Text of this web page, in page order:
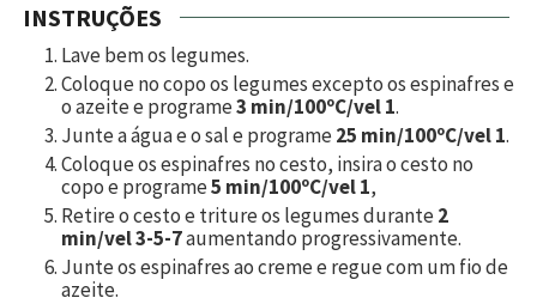
INSTRUÇÕES
Lave bem os legumes.
Coloque no copo os legumes excepto os espinafres e
o azeite e programe3 min/100ºC/vel 1.
Junte a água e o sal e programe25 min/100ºC/vel 1.
Coloque os espinafres no cesto, insira o cesto no
copo e programe5 min/100ºC/vel 1,
Retire o cesto e triture os legumes durante2
min/vel 3-5-7aumentando progressivamente.
Junte os espinafres ao creme e regue com um fio de
azeite.